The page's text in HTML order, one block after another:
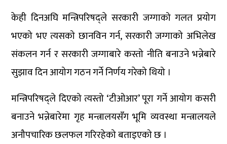
केही दिनअघि मन्त्रिपरिषद्ले सरकारी जग्गाको गलत प्रयोग
भएको भए त्यसको छानविन गर्न, सरकारी जग्गाको अभिलेख
संकलन गर्न र सरकारी जग्गाबारे कस्तो नीति बनाउने भन्नेबारे
सुझाव दिन आयोग गठन गर्ने निर्णय गरेको थियो ।
मन्त्रिपरिषद्ले दिएको त्यस्तो ‘टीओआर’ पूरा गर्ने आयोग कसरी
बनाउने भन्नेबारेमा गृह मन्त्रालयसँग भूमि व्यवस्था मन्त्रालयले
अनौपचारिक छलफल गरिरहेको बताइएको छ ।